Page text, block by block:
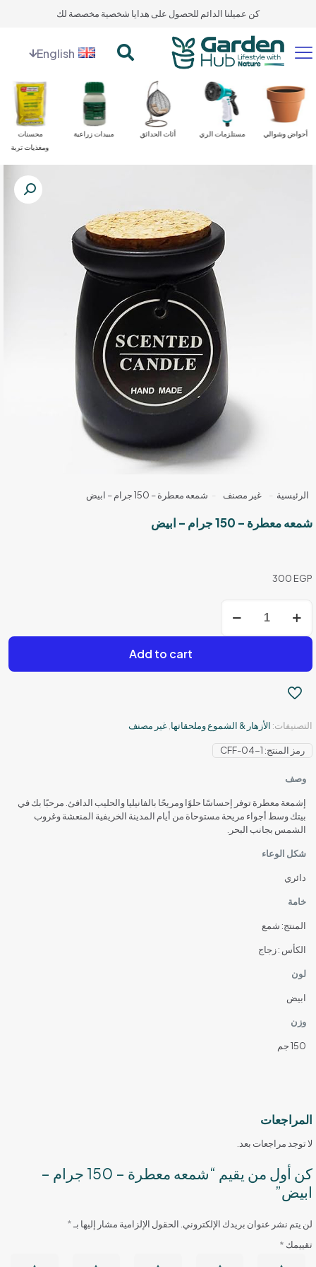
كن عميلنا الدائم للحصول على هدايا شخصية مخصصة لك
English
محسنات
ومغذيات تربة
مبيدات زراعية أثاث الحدائق مستلزمات الري أحواض وشوالي
الرئيسية - غير مصنف - شمعه معطرة – 150 جرام – ابيض
شمعه معطرة – 150 جرام – ابيض
300 EGP
كمية
شمعه
-
جرام
ابيض
Add to cart
التصنيفات: الأزهار & الشموع وملحقاتها غير مصنف
رمز المنتج: CFF-04-1
وصف
إشمعة معطرة توفر إحساسًا حلوًا ومريحًا بالفانيليا والحليب الدافئ. مرحبًا بك في
بيتك وسط أجواء مريحة مستوحاة من أيام المدينة الخريفية المنعشة وغروب
الشمس بجانب البحر.
شكل الوعاء
دائري
خامة
المنتج: شمع
الكأس : زجاج
لون
ابيض
وزن
150 جم
المراجعات
لا توجد مراجعات بعد.
كن أول من يقيم “شمعه معطرة – 150 جرام –
ابيض”
لن يتم نشر عنوان بريدك الإلكتروني. الحقول الإلزامية مشار إليها بـ*
تقييمك *